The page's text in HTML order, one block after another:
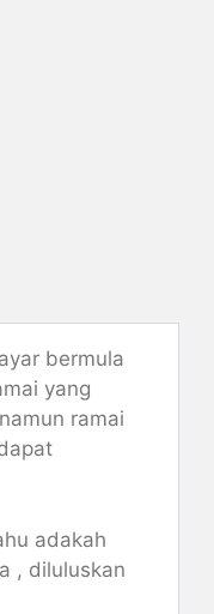
bermula
yang
ramai
adakah
, diluluskan